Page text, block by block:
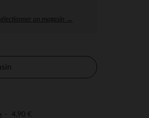
un magasin →
4,90 €